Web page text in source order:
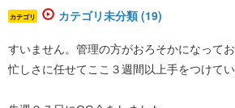
カテゴリ カテゴリ未分類 (19)
すいません。管理の方がおろそかになってお
忙しさに任せてここ３週間以上手をつけてい